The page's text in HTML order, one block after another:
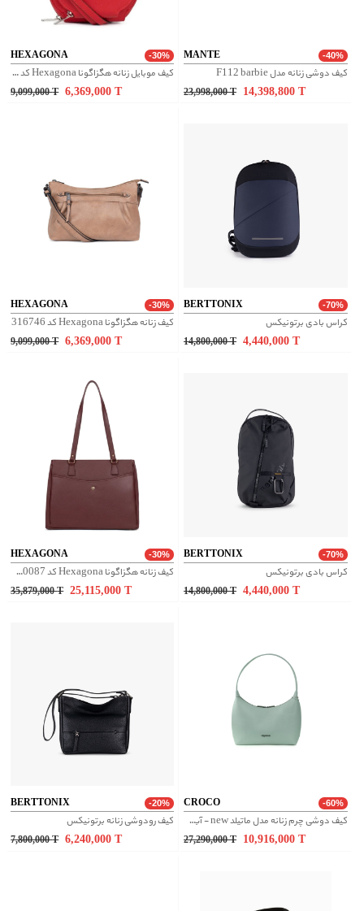
HEXAGONA -30%
کیف موبایل زنانه هگزاگونا Hexagona کد 558373
9,099,000 T 6,369,000
MANTE -40%
کیف دوشی زنانه مدل F112 barbie
23,998,000 T 14,398,800
HEXAGONA -30%
کیف زنانه هگزاگونا Hexagona کد 316746
9,099,000 T 6,369,000
BERTTONIX -70%
کراس بادی برتونیکس
14,800,000 T 4,440,000
HEXAGONA -30%
کیف زنانه هگزاگونا Hexagona کد 6820087
35,879,000 T 25,115,000
BERTTONIX -70%
کراس بادی برتونیکس
14,800,000 T 4,440,000
BERTTONIX -20%
کیف رودوشی زنانه برتونیکس
7,800,000 T 6,240,000
CROCO -60%
کیف دوشی چرم زنانه مدل ماتیلد new - آبی طوسی
27,290,000 T 10,916,000